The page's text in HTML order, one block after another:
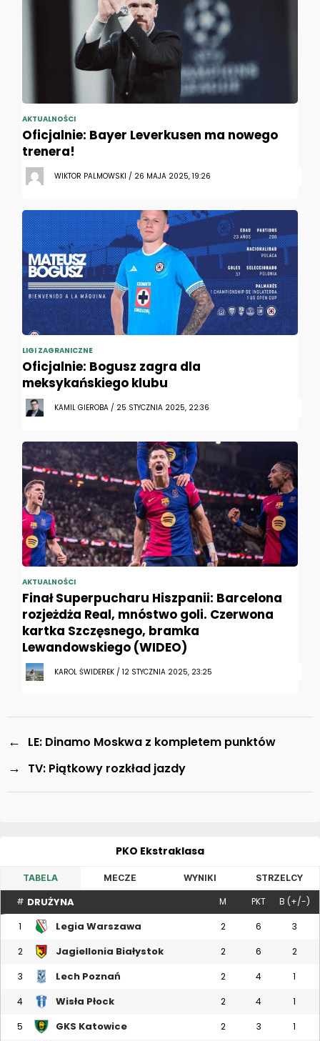
AKTUALNOŚCI
Oficjalnie: Bayer Leverkusen ma nowego
trenera!
WIKTOR PALMOWSKI / 26 MAJA 2025, 19:26
LIGI ZAGRANICZNE
Oficjalnie: Bogusz zagra dla
meksykańskiego klubu
KAMIL GIEROBA / 25 STYCZNIA 2025, 22:36
AKTUALNOŚCI
Finał Superpucharu Hiszpanii: Barcelona
rozjeżdża Real, mnóstwo goli. Czerwona
kartka Szczęsnego, bramka
Lewandowskiego (WIDEO)
KAROL ŚWIDEREK / 12 STYCZNIA 2025, 23:25
← LE: Dinamo Moskwa z kompletem punktów
→ TV: Piątkowy rozkład jazdy
PKO Ekstraklasa
TABELA MECZE WYNIKI STRZELCY
# DRUŻYNA M PKT B (+/-)
1 Legia Warszawa 2 6 3
2 Jagiellonia Białystok 2 6 2
3 Lech Poznań 2 4 1
4 Wisła Płock 2 4 1
5 GKS Katowice 2 3 1